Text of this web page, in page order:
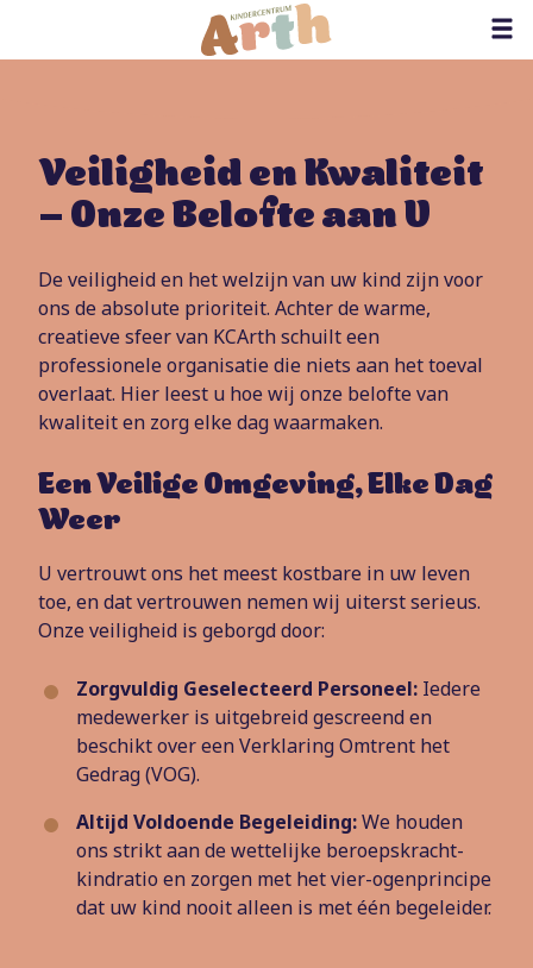
Veiligheid en Kwaliteit
– Onze Belofte aan U
De veiligheid en het welzijn van uw kind zijn voor
ons de absolute prioriteit. Achter de warme,
creatieve sfeer van KCArth schuilt een
professionele organisatie die niets aan het toeval
overlaat. Hier leest u hoe wij onze belofte van
kwaliteit en zorg elke dag waarmaken.
Een Veilige Omgeving, Elke Dag
Weer
U vertrouwt ons het meest kostbare in uw leven
toe, en dat vertrouwen nemen wij uiterst serieus.
Onze veiligheid is geborgd door:
Zorgvuldig Geselecteerd Personeel: Iedere
medewerker is uitgebreid gescreend en
beschikt over een Verklaring Omtrent het
Gedrag (VOG).
Altijd Voldoende Begeleiding:We houden
ons strikt aan de wettelijke beroepskracht-
kindratio en zorgen met het vier-ogenprincipe
dat uw kind nooit alleen is met één begeleider.